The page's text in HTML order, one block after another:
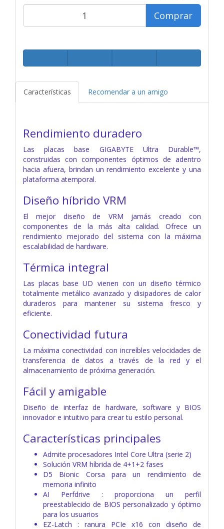
Comprar
Características Recomendar a un amigo
Rendimiento duradero
Las placas base GIGABYTE Ultra Durable™,
construidas con componentes óptimos de adentro
hacia afuera, brindan un rendimiento excelente y una
plataforma atemporal.
Diseño híbrido VRM
El mejor diseño de VRM jamás creado con
componentes de la más alta calidad. Ofrece un
rendimiento mejorado del sistema con la máxima
escalabilidad de hardware.
Térmica integral
Las placas base UD vienen con un diseño térmico
totalmente metálico avanzado y disipadores de calor
duraderos para mantener su sistema fresco y
eficiente.
Conectividad futura
La máxima conectividad con increíbles velocidades de
transferencia de datos a través de la red y el
almacenamiento de próxima generación.
Fácil y amigable
Diseño de interfaz de hardware, software y BIOS
innovador e intuitivo para crear tu estilo personal.
Características principales
Admite procesadores Intel Core Ultra (serie 2)
Solución VRM híbrida de 4+1+2 fases
D5 Bionic Corsa para un rendimiento de
memoria infinito
AI Perfdrive : proporciona un perfil
preestablecido de BIOS personalizado y óptimo
para los usuarios
EZ-Latch : ranura PCIe x16 con diseño de